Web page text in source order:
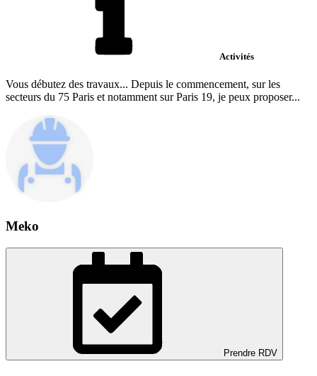
Activités
Vous débutez des travaux... Depuis le commencement, sur les
secteurs du 75 Paris et notamment sur Paris 19, je peux proposer...
Meko
Prendre RDV